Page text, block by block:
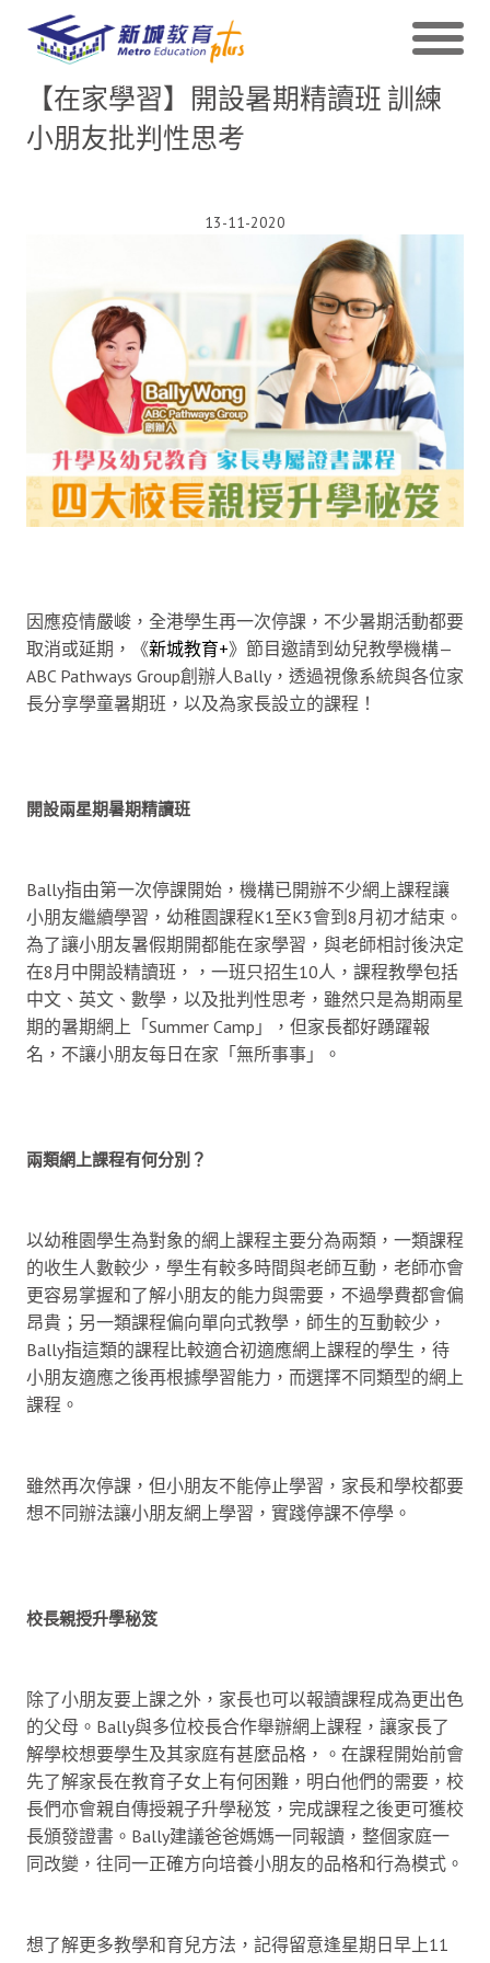
【在家學習】開設暑期精讀班 訓練
小朋友批判性思考
13-11-2020
因應疫情嚴峻，全港學生再一次停課，不少暑期活動都要
取消或延期，《新城教育+》節目邀請到幼兒教學機構—
ABC Pathways Group創辦人Bally，透過視像系統與各位家
長分享學童暑期班，以及為家長設立的課程！
開設兩星期暑期精讀班
Bally指由第一次停課開始，機構已開辦不少網上課程讓
小朋友繼續學習，幼稚園課程K1至K3會到8月初才結束。
為了讓小朋友暑假期開都能在家學習，與老師相討後決定
在8月中開設精讀班，，一班只招生10人，課程教學包括
中文、英文、數學，以及批判性思考，雖然只是為期兩星
期的暑期網上「Summer Camp」，但家長都好踴躍報
名，不讓小朋友每日在家「無所事事」。
兩類網上課程有何分別？
以幼稚園學生為對象的網上課程主要分為兩類，一類課程
的收生人數較少，學生有較多時間與老師互動，老師亦會
更容易掌握和了解小朋友的能力與需要，不過學費都會偏
昂貴；另一類課程偏向單向式教學，師生的互動較少，
Bally指這類的課程比較適合初適應網上課程的學生，待
小朋友適應之後再根據學習能力，而選擇不同類型的網上
課程。
雖然再次停課，但小朋友不能停止學習，家長和學校都要
想不同辦法讓小朋友網上學習，實踐停課不停學。
校長親授升學秘笈
除了小朋友要上課之外，家長也可以報讀課程成為更出色
的父母。Bally與多位校長合作舉辦網上課程，讓家長了
解學校想要學生及其家庭有甚麼品格，。在課程開始前會
先了解家長在教育子女上有何困難，明白他們的需要，校
長們亦會親自傳授親子升學秘笈，完成課程之後更可獲校
長頒發證書。Bally建議爸爸媽媽一同報讀，整個家庭一
同改變，往同一正確方向培養小朋友的品格和行為模式。
想了解更多教學和育兒方法，記得留意逢星期日早上11